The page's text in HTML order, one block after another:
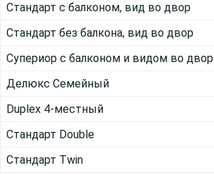
Стандарт с балконом, вид во двор
Стандарт без балкона, вид во двор
Супериор с балконом и видом во двор
Делюкс Семейный
Duplex 4-местный
Стандарт Double
Стандарт Twin